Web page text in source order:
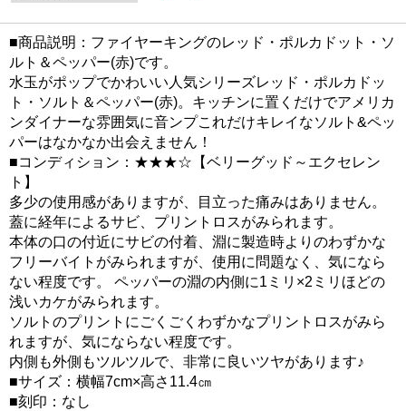
■商品説明：ファイヤーキングのレッド・ポルカドット・ソ
ルト＆ペッパー(赤)です。
水玉がポップでかわいい人気シリーズレッド・ポルカドッ
ト・ソルト＆ペッパー(赤)。キッチンに置くだけでアメリカ
ンダイナーな雰囲気に音ンプこれだけキレイなソルト&ペッ
パーはなかなか出会えません！
■コンディション：★★★☆【ベリーグッド～エクセレン
ト】
多少の使用感がありますが、目立った痛みはありません。
蓋に経年によるサビ、プリントロスがみられます。
本体の口の付近にサビの付着、淵に製造時よりのわずかな
フリーバイトがみられますが、使用に問題なく、気になら
ない程度です。 ペッパーの淵の内側に1ミリ×2ミリほどの
浅いカケがみられます。
ソルトのプリントにごくごくわずかなプリントロスがみら
れますが、気にならない程度です。
内側も外側もツルツルで、非常に良いツヤがあります♪
■サイズ：横幅7cm×高さ11.4㎝
■刻印：なし